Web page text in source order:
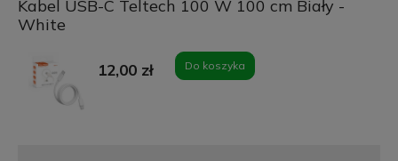
Kabel USB-C Teltech 100 W 100 cm Biały -
White
12,00 zł Do koszyka